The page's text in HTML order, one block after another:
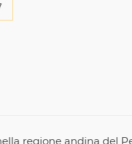
regione andina del